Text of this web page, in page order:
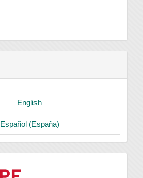
English
Español (España)